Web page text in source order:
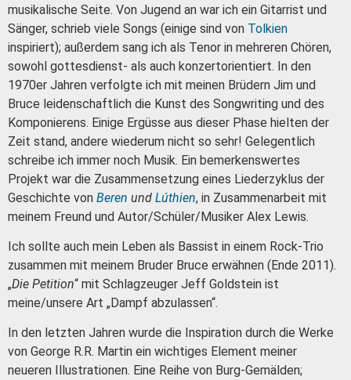
musikalische Seite. Von Jugend an war ich ein Gitarrist und
Sänger, schrieb viele Songs (einige sind von Tolkien
inspiriert); außerdem sang ich als Tenor in mehreren Chören,
sowohl gottesdienst- als auch konzertorientiert. In den
1970er Jahren verfolgte ich mit meinen Brüdern Jim und
Bruce leidenschaftlich die Kunst des Songwriting und des
Komponierens. Einige Ergüsse aus dieser Phase hielten der
Zeit stand, andere wiederum nicht so sehr! Gelegentlich
schreibe ich immer noch Musik. Ein bemerkenswertes
Projekt war die Zusammensetzung eines Liederzyklus der
Geschichte von Beren und Lúthien, in Zusammenarbeit mit
meinem Freund und Autor/Schüler/Musiker Alex Lewis.
Ich sollte auch mein Leben als Bassist in einem Rock-Trio
zusammen mit meinem Bruder Bruce erwähnen (Ende 2011).
„Die Petition“ mit Schlagzeuger Jeff Goldstein ist
meine/unsere Art „Dampf abzulassen“.
In den letzten Jahren wurde die Inspiration durch die Werke
von George R.R. Martin ein wichtiges Element meiner
neueren Illustrationen. Eine Reihe von Burg-Gemälden;